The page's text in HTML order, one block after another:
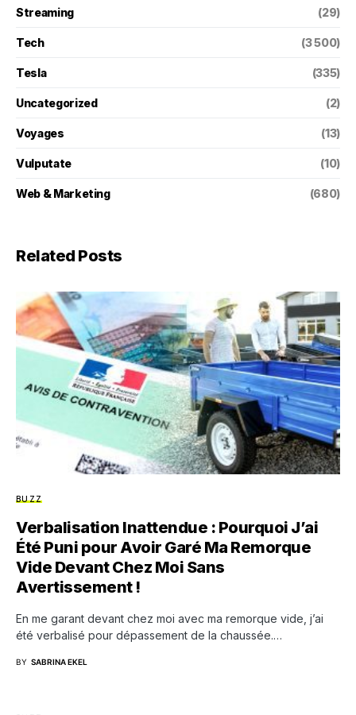
Streaming (29)
Tech (3 500)
Tesla (335)
Uncategorized (2)
Voyages (13)
Vulputate (10)
Web & Marketing (680)
Related Posts
BUZZ
Verbalisation Inattendue : Pourquoi J’ai
Été Puni pour Avoir Garé Ma Remorque
Vide Devant Chez Moi Sans
Avertissement !
En me garant devant chez moi avec ma remorque vide, j’ai
été verbalisé pour dépassement de la chaussée.…
BY SABRINA EKEL